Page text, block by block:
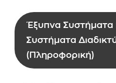
Έξυπνα Συστήματα
Συστήματα
(Πληροφορική)